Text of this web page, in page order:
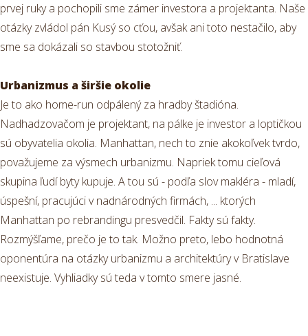
prvej ruky a pochopili sme zámer investora a projektanta. Naše
otázky zvládol pán Kusý so cťou, avšak ani toto nestačilo, aby
sme sa dokázali so stavbou stotožniť.
Urbanizmus a širšie okolie
Je to ako home-run odpálený za hradby štadióna.
Nadhadzovačom je projektant, na pálke je investor a loptičkou
sú obyvatelia okolia. Manhattan, nech to znie akokoľvek tvrdo,
považujeme za výsmech urbanizmu. Napriek tomu cieľová
skupina ľudí byty kupuje. A tou sú - podľa slov makléra - mladí,
úspešní, pracujúci v nadnárodných firmách, ... ktorých
Manhattan po rebrandingu presvedčil. Fakty sú fakty.
Rozmýšľame, prečo je to tak. Možno preto, lebo hodnotná
oponentúra na otázky urbanizmu a architektúry v Bratislave
neexistuje. Vyhliadky sú teda v tomto smere jasné.